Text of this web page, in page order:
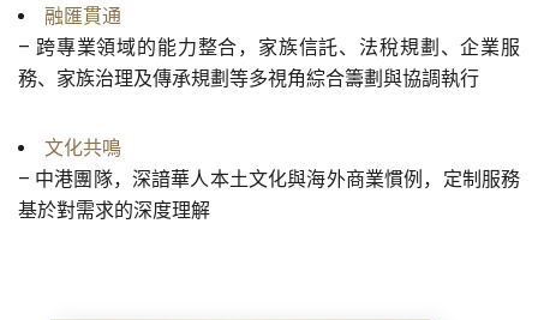
融匯貫通
– 跨專業領域的能力整合，家族信託、法稅規劃、企業服
務、家族治理及傳承規劃等多視角綜合籌劃與協調執行
文化共鳴
– 中港團隊，深諳華人本土文化與海外商業慣例，定制服務
基於對需求的深度理解